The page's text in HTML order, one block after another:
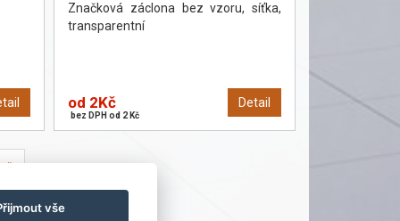
Značková záclona bez vzoru, síťka,
transparentní
Detail
od 2Kč
bez DPH od 2 Kč
»
vše